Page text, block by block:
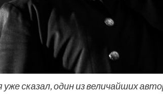
уже сказал, один из величайших